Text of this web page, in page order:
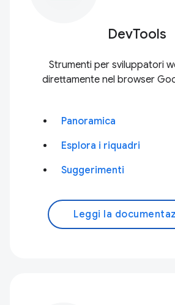
DevTools
Strumenti per sviluppatori
direttamente nel browser
Panoramica
Esplora i riquadri
Suggerimenti
Leggi la